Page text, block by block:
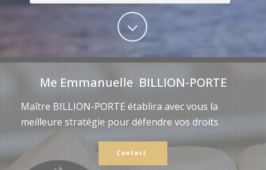
Me Emmanuelle BILLION-PORTE
Maître BILLION-PORTE établira avec vous la
meilleure stratégie pour défendre vos droits
Contact